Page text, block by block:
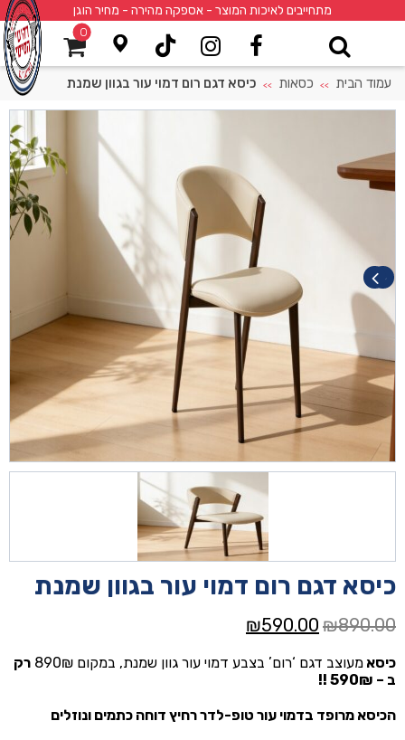
מתחייבים לאיכות המוצר - אספקה מהירה - מחיר הוגן
0
עמוד הבית >> כסאות >> כיסא דגם רום דמוי עור בגוון שמנת
כיסא דגם רום דמוי עור בגוון שמנת
₪890.00
המחיר
היה:
₪890.00.
₪590.00
הוא:
כיסא מעוצב דגם ‘רום’ בצבע דמוי עור גוון שמנת, במקום 890₪
רק
ב – 590₪ !!
הכיסא מרופד בדמוי עור טופ-לדר רחיץ דוחה כתמים ונוזלים